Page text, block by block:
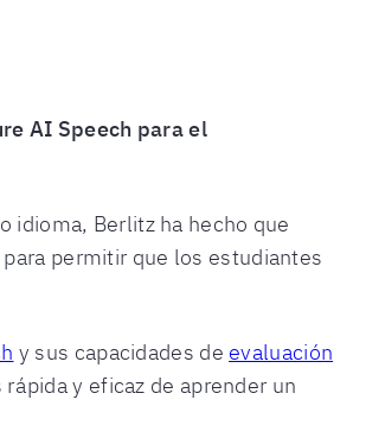
AI Speech para el
idioma, Berlitz ha hecho que
permitir que los estudiantes
y sus capacidades de evaluación
y eficaz de aprender un